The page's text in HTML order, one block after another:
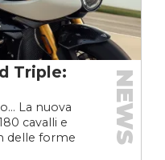
Triple:
La nuova
cavalli e
delle forme
NEWS